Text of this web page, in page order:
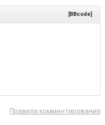
[BBcode]
Правила комментирования